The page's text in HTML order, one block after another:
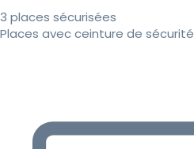
3 places sécurisées
Places avec ceinture de sécurité